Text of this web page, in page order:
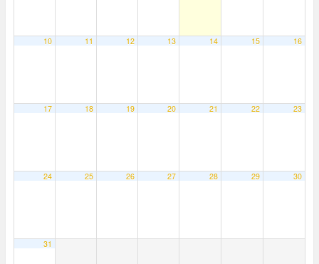
10 11 12 13 14 15 16
17 18 19 20 21 22 23
24 25 26 27 28 29 30
31